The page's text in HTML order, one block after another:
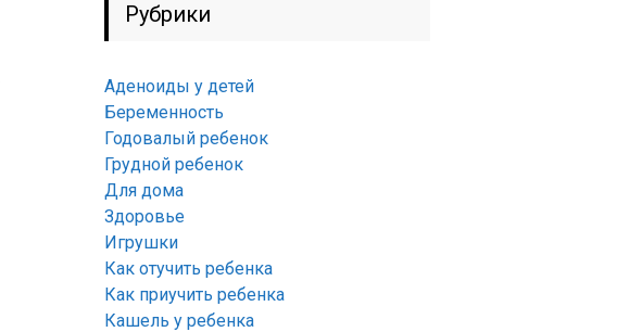
Рубрики
Аденоиды у детей
Беременность
Годовалый ребенок
Грудной ребенок
Для дома
Здоровье
Игрушки
Как отучить ребенка
Как приучить ребенка
Кашель у ребенка